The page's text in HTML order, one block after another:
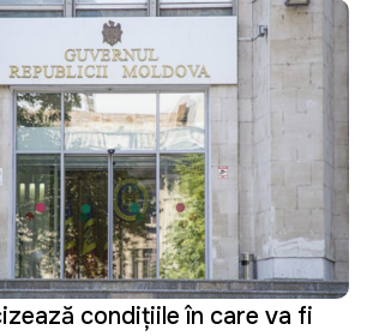
condițiile în care va fi